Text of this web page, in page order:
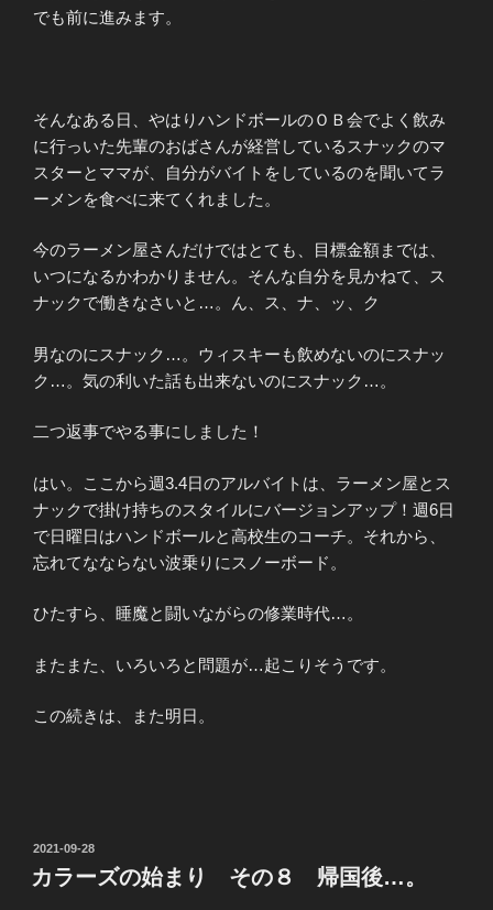
でも前に進みます。
そんなある日、やはりハンドボールのＯＢ会でよく飲み
に行っいた先輩のおばさんが経営しているスナックのマ
スターとママが、自分がバイトをしているのを聞いてラ
ーメンを食べに来てくれました。
今のラーメン屋さんだけではとても、目標金額までは、
いつになるかわかりません。そんな自分を見かねて、ス
ナックで働きなさいと…。ん、ス、ナ、ッ、ク
男なのにスナック…。ウィスキーも飲めないのにスナッ
ク…。気の利いた話も出来ないのにスナック…。
二つ返事でやる事にしました！
はい。ここから週3.4日のアルバイトは、ラーメン屋とス
ナックで掛け持ちのスタイルにバージョンアップ！週6日
で日曜日はハンドボールと高校生のコーチ。それから、
忘れてなならない波乗りにスノーボード。
ひたすら、睡魔と闘いながらの修業時代…。
またまた、いろいろと問題が…起こりそうです。
この続きは、また明日。
投
稿
日:
2021-09-28
カラーズの始まり その８ 帰国後…。